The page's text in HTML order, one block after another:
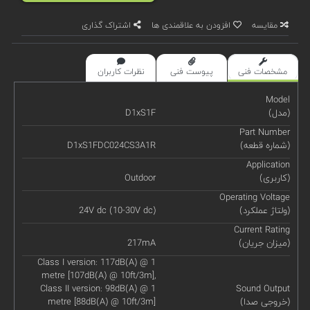
مقایسه افزودن به علاقمندی ها اشتراک گذاری
مشخصات فنی پیوست فنی نظرات کاربران
Model
(مدل)
D1xS1F
Part Number
(شماره قطعه)
D1xS1FDC024CS3A1R
Application
(کاربری)
Outdoor
Operating Voltage
(ولتاژ عملکرد)
24V dc (10-30V dc)
Current Rating
(میزان جریان)
217mA
Sound Output
(خروجی صدا)
Class I version: 117dB(A) @ 1
metre [107dB(A) @ 10ft/3m],
Class II version: 98dB(A) @ 1
metre [88dB(A) @ 10ft/3m]